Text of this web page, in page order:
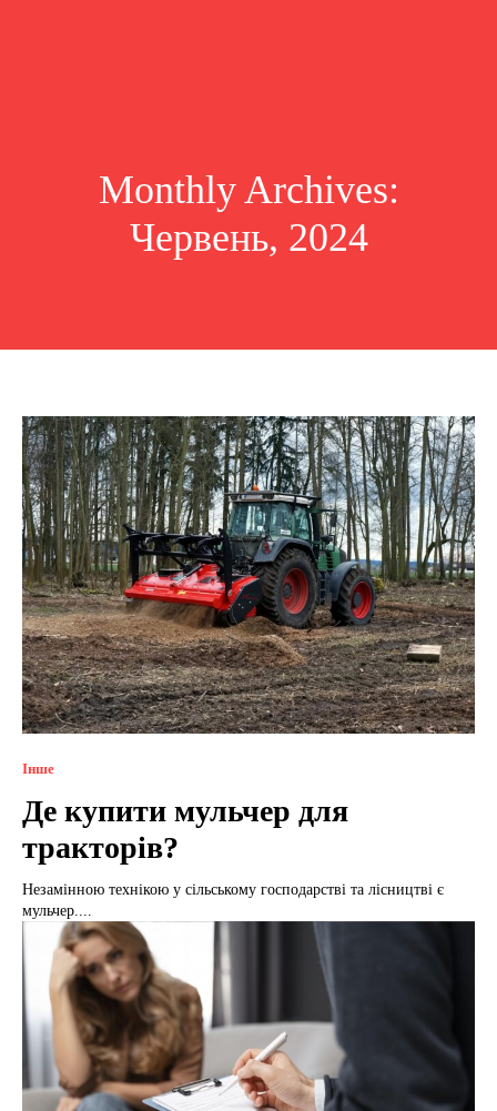
Monthly Archives:
Червень, 2024
Інше
Де купити мульчер для
тракторів?
Незамінною технікою у сільському господарстві та лісництві є
мульчер....